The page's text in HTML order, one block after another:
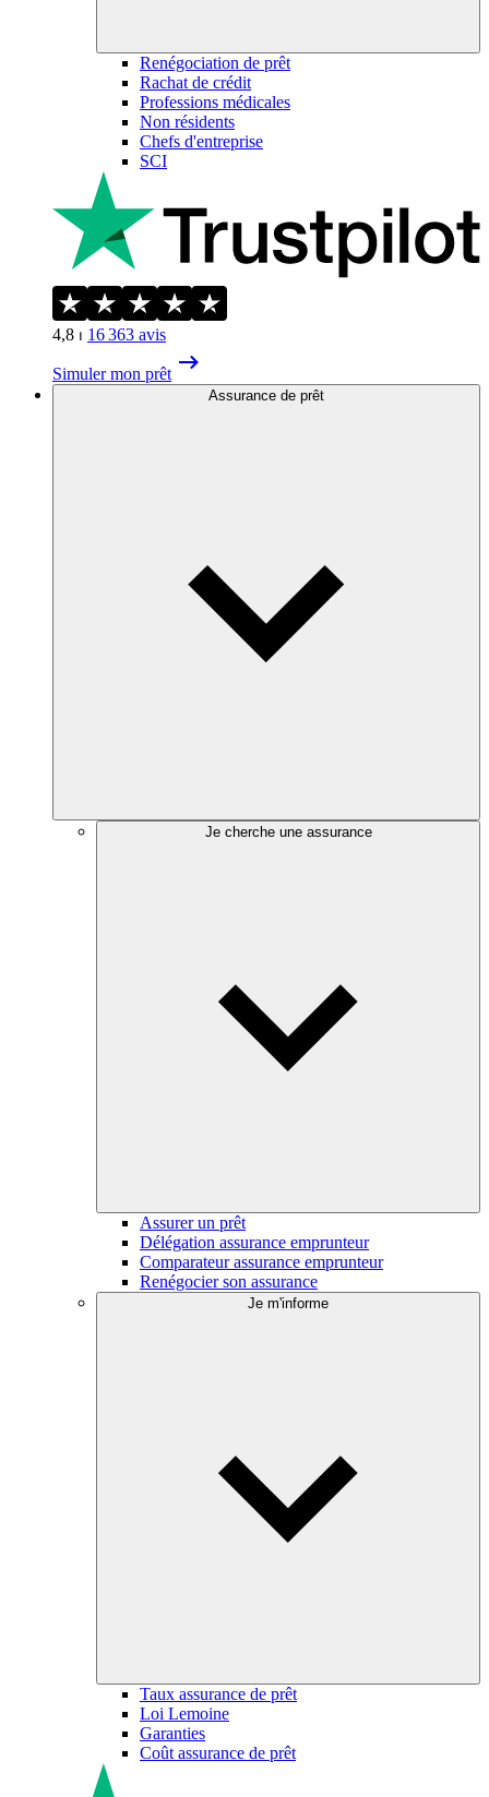
Renégociation de prêt
Rachat de crédit
Professions médicales
Non résidents
Chefs d'entreprise
SCI
4,8 ⏐ 16 363 avis
Simuler mon prêt
Assurance de prêt
Je cherche une assurance
Assurer un prêt
Délégation assurance emprunteur
Comparateur assurance emprunteur
Renégocier son assurance
Je m'informe
Taux assurance de prêt
Loi Lemoine
Garanties
Coût assurance de prêt